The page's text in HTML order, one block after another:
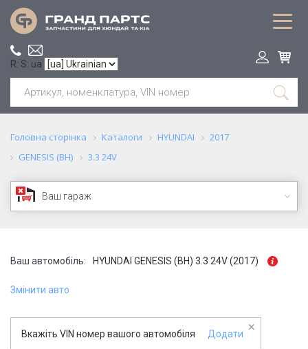
R: S: ua
Головна сторінка Каталоги HYUNDAI
2017
GENESIS (BH)
3.3 24V
Ваш гараж
Ваш автомобіль: HYUNDAI GENESIS (BH) 3.3 24V (2017)
Змінити авто
Вкажіть VIN номер вашого автомобіля Додати
×